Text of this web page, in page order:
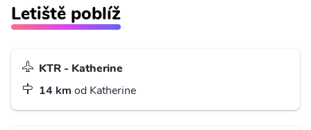
Letiště poblíž
KTR - Katherine
14 km od Katherine